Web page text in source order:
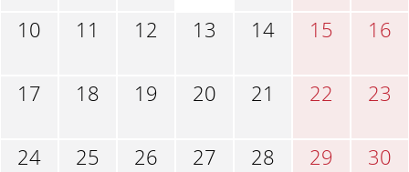
10 11 12 13 14 15 16
17 18 19 20 21 22 23
24 25 26 27 28 29 30